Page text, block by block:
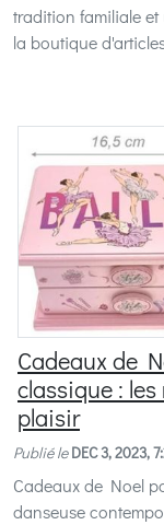
tradition familiale
la boutique
Cadeaux de
classique :
plaisir
Publié le DEC 3, 2023,
Cadeaux de Noel
danseuse